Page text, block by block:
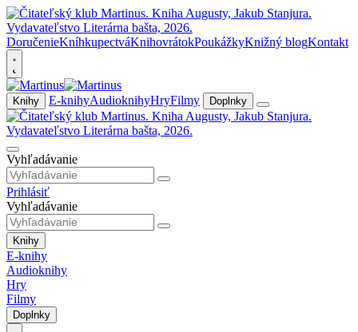
DoručenieKníhkupectváKnihovrátokPoukážkyKnižný blogKontakt
Knihy E-knihyAudioknihyHryFilmy Doplnky
Vyhľadávanie
Prihlásiť
Vyhľadávanie
Knihy
E-knihy
Audioknihy
Hry
Filmy
Doplnky